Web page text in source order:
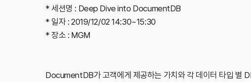
* 세션명 : Deep Dive into DocumentDB
* 일자 : 2019/12/02 14:30~15:30
* 장소 : MGM
DocumentDB가 고객에게 제공하는 가치와 각 데이터 타입 별